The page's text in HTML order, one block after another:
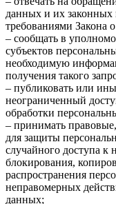
данных и их законных
требованиями Закона
– сообщать в
субъектов
необходимую
получения такого
– публиковать или
неограниченный
обработки
– принимать
для защиты
случайного доступа
блокирования,
распространения
неправомерных
данных;